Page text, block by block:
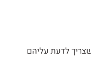
לדעת עליהם